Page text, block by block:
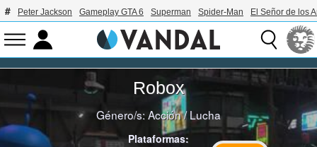
Peter Jackson Gameplay GTA 6 Superman Spider-Man El Señor de los
Robox
Género/s:Acción/Lucha
Plataformas: